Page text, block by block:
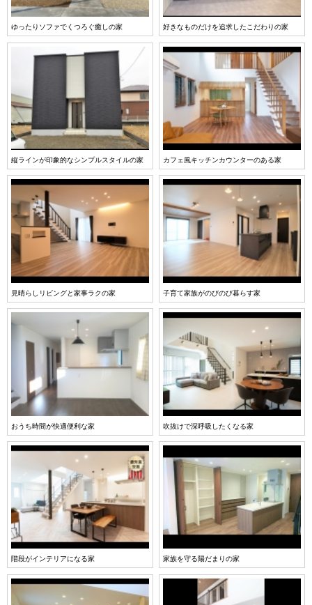
ゆったりソファでくつろぐ癒しの家 好きなものだけを追求したこだわりの家
縦ラインが印象的なシンプルスタイルの家 カフェ風キッチンカウンターのある家
見晴らしリビングと家事ラクの家 子育て家族がのびのび暮らす家
おうち時間が快適便利な家 吹抜けで深呼吸したくなる家
階段がインテリアになる家 家族を守る陽だまりの家